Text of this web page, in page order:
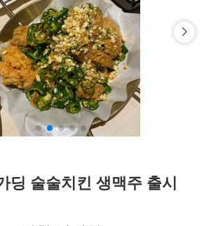
딩 술술치킨 생맥주 출시